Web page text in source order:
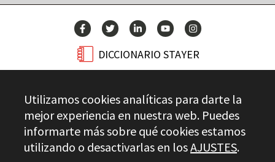
DICCIONARIO STAYER
CONTACTO
Stayer.es © 2026
Utilizamos cookies analíticas para darte la
mejor experiencia en nuestra web. Puedes
informarte más sobre qué cookies estamos
utilizando o desactivarlas en losAJUSTES.